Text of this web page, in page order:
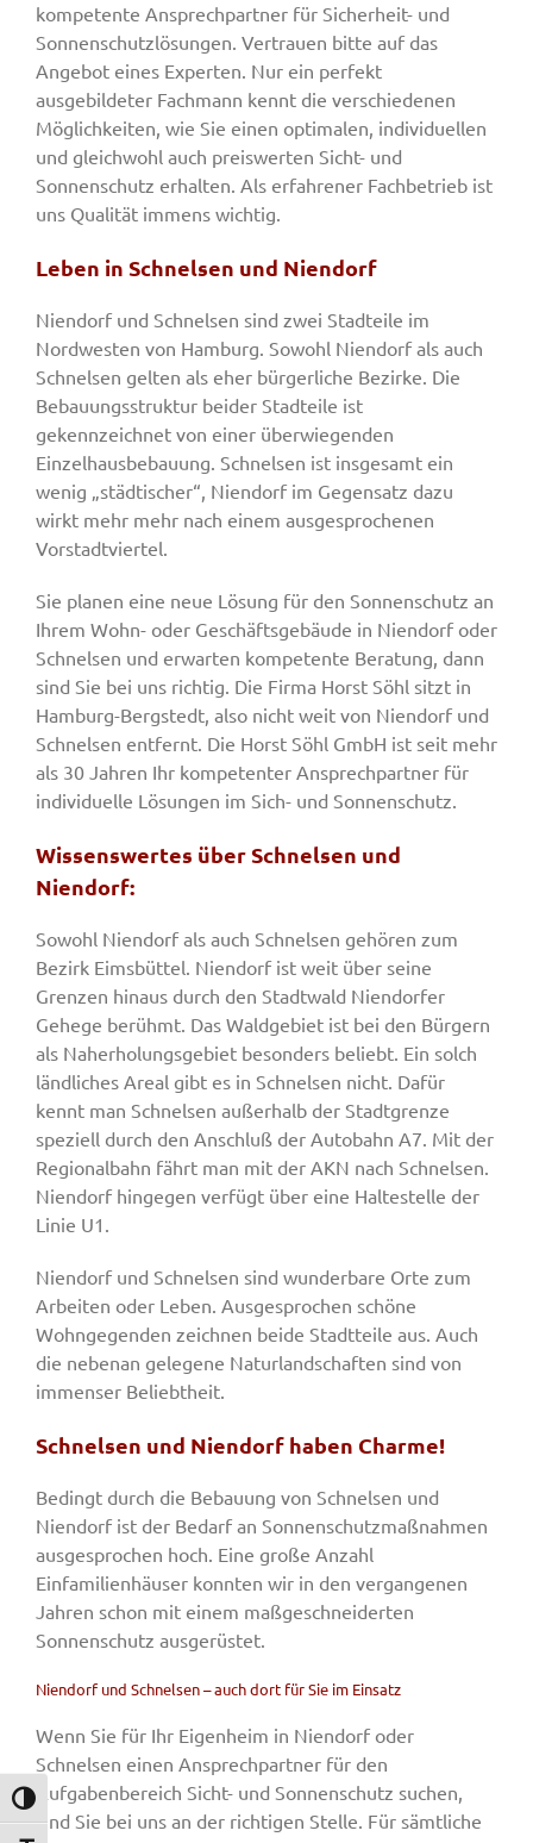
Umschalten auf hohe Kontraste
kompetente Ansprechpartner für Sicherheit- und
Sonnenschutzlösungen. Vertrauen bitte auf das
Angebot eines Experten. Nur ein perfekt
ausgebildeter Fachmann kennt die verschiedenen
Möglichkeiten, wie Sie einen optimalen, individuellen
und gleichwohl auch preiswerten Sicht- und
Sonnenschutz erhalten. Als erfahrener Fachbetrieb ist
uns Qualität immens wichtig.
Leben in Schnelsen und Niendorf
Niendorf und Schnelsen sind zwei Stadteile im
Nordwesten von Hamburg. Sowohl Niendorf als auch
Schnelsen gelten als eher bürgerliche Bezirke. Die
Bebauungsstruktur beider Stadteile ist
gekennzeichnet von einer überwiegenden
Einzelhausbebauung. Schnelsen ist insgesamt ein
wenig „städtischer“, Niendorf im Gegensatz dazu
wirkt mehr mehr nach einem ausgesprochenen
Vorstadtviertel.
Sie planen eine neue Lösung für den Sonnenschutz an
Ihrem Wohn- oder Geschäftsgebäude in Niendorf oder
Schnelsen und erwarten kompetente Beratung, dann
sind Sie bei uns richtig. Die Firma Horst Söhl sitzt in
Hamburg-Bergstedt, also nicht weit von Niendorf und
Schnelsen entfernt. Die Horst Söhl GmbH ist seit mehr
als 30 Jahren Ihr kompetenter Ansprechpartner für
individuelle Lösungen im Sich- und Sonnenschutz.
Wissenswertes über Schnelsen und
Niendorf:
Sowohl Niendorf als auch Schnelsen gehören zum
Bezirk Eimsbüttel. Niendorf ist weit über seine
Grenzen hinaus durch den Stadtwald Niendorfer
Gehege berühmt. Das Waldgebiet ist bei den Bürgern
als Naherholungsgebiet besonders beliebt. Ein solch
ländliches Areal gibt es in Schnelsen nicht. Dafür
kennt man Schnelsen außerhalb der Stadtgrenze
speziell durch den Anschluß der Autobahn A7. Mit der
Regionalbahn fährt man mit der AKN nach Schnelsen.
Niendorf hingegen verfügt über eine Haltestelle der
Linie U1.
Niendorf und Schnelsen sind wunderbare Orte zum
Arbeiten oder Leben. Ausgesprochen schöne
Wohngegenden zeichnen beide Stadtteile aus. Auch
die nebenan gelegene Naturlandschaften sind von
immenser Beliebtheit.
Schnelsen und Niendorf haben Charme!
Bedingt durch die Bebauung von Schnelsen und
Niendorf ist der Bedarf an Sonnenschutzmaßnahmen
ausgesprochen hoch. Eine große Anzahl
Einfamilienhäuser konnten wir in den vergangenen
Jahren schon mit einem maßgeschneiderten
Sonnenschutz ausgerüstet.
Niendorf und Schnelsen – auch dort für Sie im Einsatz
Wenn Sie für Ihr Eigenheim in Niendorf oder
Schnelsen einen Ansprechpartner für den
Aufgabenbereich Sicht- und Sonnenschutz suchen,
sind Sie bei uns an der richtigen Stelle. Für sämtliche